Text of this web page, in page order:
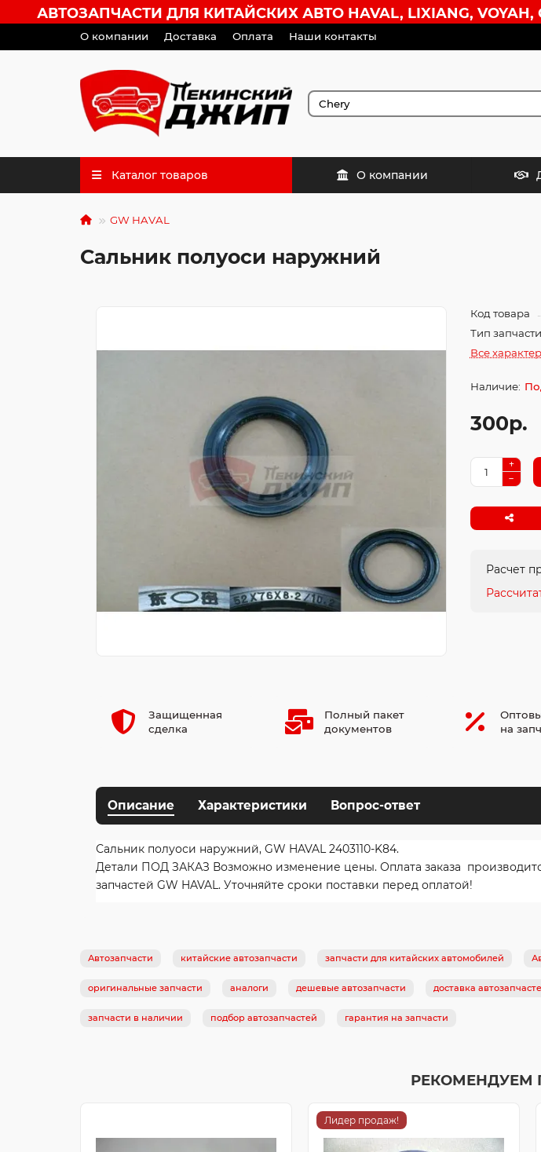
АВТОЗАПЧАСТИ ДЛЯ КИТАЙСКИХ АВТО HAVAL, LIXIANG, VOYAH,
О компании Доставка Оплата Наши контакты
Каталог товаров О компании
GW HAVAL
Сальник полуоси наружний
Код товара
Тип запчасти
Все
300р.
Расчет
Защищенная
сделка
Полный пакет
документов
на
Описание Характеристики Вопрос-ответ
Сальник полуоси наружний, GW HAVAL 2403110-K84.
Детали ПОД ЗАКАЗ Возможно изменение цены. Оплата заказа
запчастей GW HAVAL. Уточняйте сроки поставки перед оплатой!
Автозапчасти китайские автозапчасти запчасти для китайских автомобилей
оригинальные запчасти аналоги дешевые автозапчасти доставка
запчасти в наличии подбор автозапчастей гарантия на запчасти
РЕКОМЕНДУЕМ
Лидер продаж!